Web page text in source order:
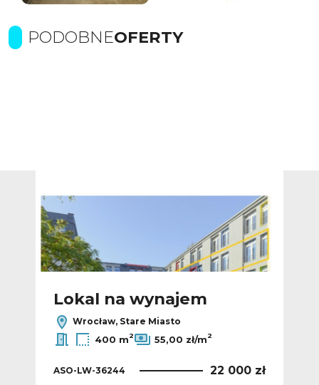
PODOBNEOFERTY
Lokal na wynajem
Wrocław, Stare Miasto
400 m2 55,00 zł/m2
ASO-LW-36244 22 000 zł